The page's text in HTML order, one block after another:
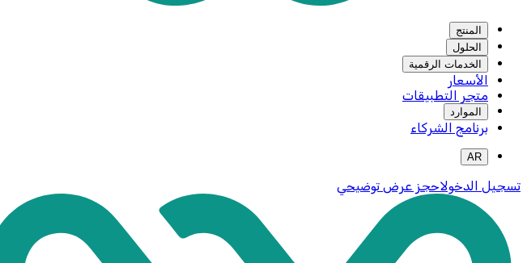
المنتج
الحلول
الخدمات الرقمية
الأسعار
متجر التطبيقات
الموارد
برنامج الشركاء
AR
تسجيل الدخولاحجز عرض توضيحي